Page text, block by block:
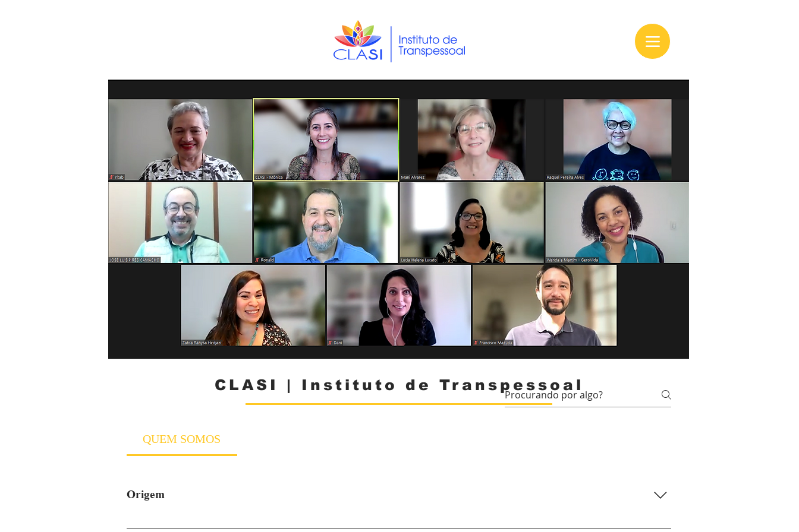
QUEM SOMOS
Origem
CLASI | Instituto de Transpessoal